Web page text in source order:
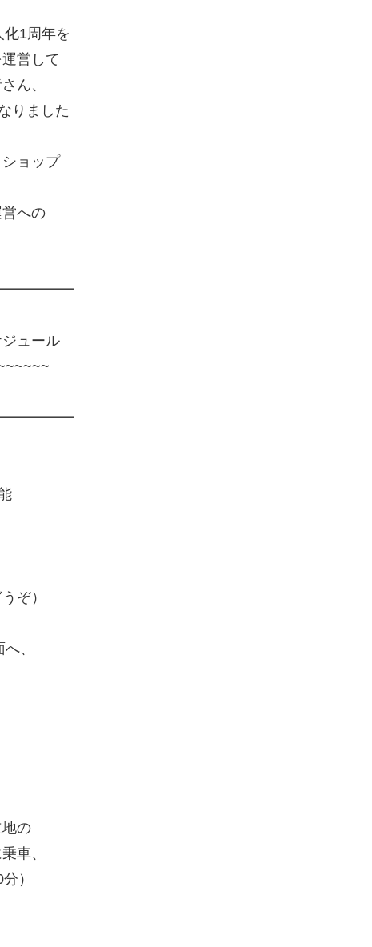
1周年を
営して
ん、
りました
ョップ
への
ュール
ぞ）
、
の
車、
）